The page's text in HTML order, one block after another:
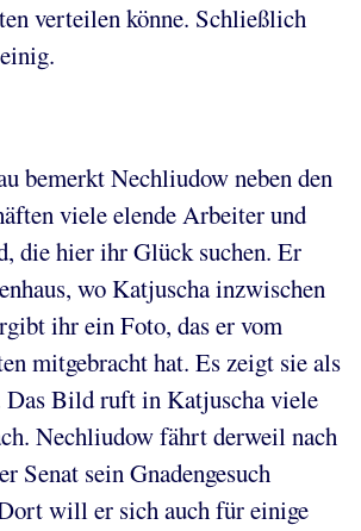
verteilen könne. Schließlich
bemerkt Nechliudow neben den
viele elende Arbeiter und
die hier ihr Glück suchen. Er
wo Katjuscha inzwischen
ihr ein Foto, das er vom
mitgebracht hat. Es zeigt sie als
Das Bild ruft in Katjuscha viele
Nechliudow fährt derweil nach
Senat sein Gnadengesuch
will er sich auch für einige